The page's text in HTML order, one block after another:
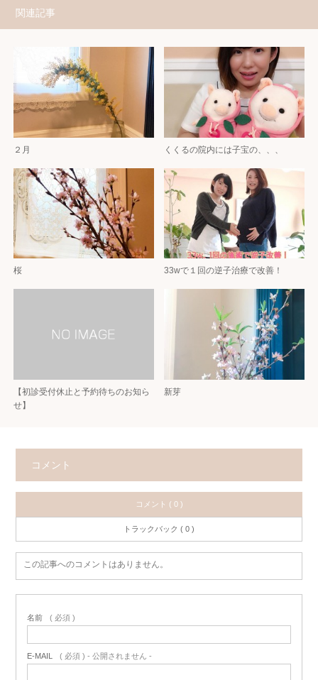
関連記事
２月 くくるの院内には子宝の、、、
桜 33wで１回の逆子治療で改善！
【初診受付休止と予約待ちのお知ら
せ】
新芽
コメント
コメント ( 0 )
トラックバック ( 0 )
この記事へのコメントはありません。
名前 ( 必須 )
E-MAIL ( 必須 ) - 公開されません -